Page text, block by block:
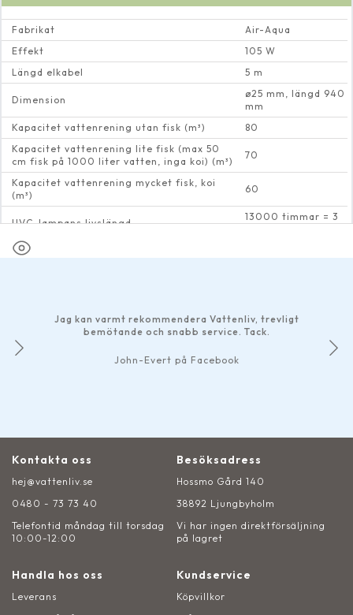
Fabrikat
Air-Aqua
Effekt
105 W
Längd elkabel
5 m
Dimension
ø25 mm, längd 940
mm
Kapacitet vattenrening utan fisk (m³)
80
Kapacitet vattenrening lite fisk (max 50
cm fisk på 1000 liter vatten, inga koi) (m³)
70
Kapacitet vattenrening mycket fisk, koi
(m³)
60
UVC-lampans livslängd
13000 timmar = 3
Jag kan varmt rekommendera Vattenliv, trevligt
bemötande och snabb service. Tack.
John-Evert på Facebook
Kontakta oss
hej@vattenliv.se
0480 - 73 73 40
Telefontid måndag till torsdag
10:00-12:00
Besöksadress
Hossmo Gård 140
38892 Ljungbyholm
Vi har ingen direktförsäljning
på lagret
Handla hos oss
Leverans
Kundservice
Köpvillkor